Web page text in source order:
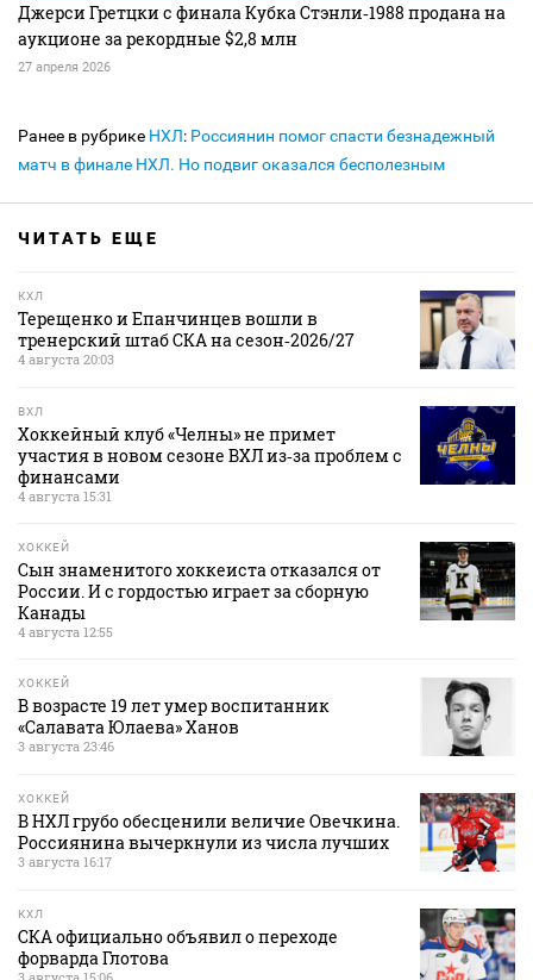
Джерси Гретцки c финала Кубка Стэнли‑1988 продана на
аукционе за рекордные $2,8 млн
27 апреля 2026
Ранее в рубрике НХЛ: Россиянин помог спасти безнадежный
матч в финале НХЛ. Но подвиг оказался бесполезным
ЧИТАТЬ ЕЩЕ
КХЛ
Терещенко и Епанчинцев вошли в
тренерский штаб СКА на сезон‑2026/27
4 августа 20:03
ВХЛ
Хоккейный клуб «Челны» не примет
участия в новом сезоне ВХЛ из‑за проблем с
финансами
4 августа 15:31
ХОККЕЙ
Сын знаменитого хоккеиста отказался от
России. И с гордостью играет за сборную
Канады
4 августа 12:55
ХОККЕЙ
В возрасте 19 лет умер воспитанник
«Салавата Юлаева» Ханов
3 августа 23:46
ХОККЕЙ
В НХЛ грубо обесценили величие Овечкина.
Россиянина вычеркнули из числа лучших
3 августа 16:17
КХЛ
СКА официально объявил о переходе
форварда Глотова